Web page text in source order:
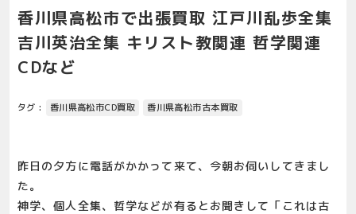
香川県高松市で出張買取 江戸川乱歩全集
吉川英治全集 キリスト教関連 哲学関連
CDなど
タグ : 香川県高松市CD買取 香川県高松市古本買取
昨日の夕方に電話がかかって来て、今朝お伺いしてきまし
た。
神学、個人全集、哲学などが有るとお聞きして「これは古